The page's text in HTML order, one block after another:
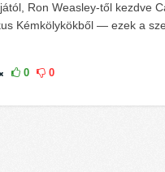
Ron Weasley-től kezdve
Kémkölykökből — ezek a
0 0